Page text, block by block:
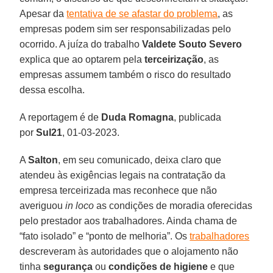
Apesar datentativa de se afastar do problema, as
empresas podem sim ser responsabilizadas pelo
ocorrido. A juíza do trabalhoValdete Souto Severo
explica que ao optarem pelaterceirização, as
empresas assumem também o risco do resultado
dessa escolha.
A reportagem é de Duda Romagna, publicada
porSul21, 01-03-2023.
ASalton, em seu comunicado, deixa claro que
atendeu às exigências legais na contratação da
empresa terceirizada mas reconhece que não
averiguouin loco as condições de moradia oferecidas
pelo prestador aos trabalhadores. Ainda chama de
“fato isolado” e “ponto de melhoria”. Ostrabalhadores
descreveram às autoridades que o alojamento não
tinhasegurança oucondições de higiene e que